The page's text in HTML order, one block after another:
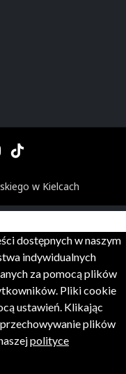
w Kielcach
dostępnych w naszym
indywidualnych
za pomocą plików
Pliki cookie
ustawień. Klikając
przechowywanie plików
polityce